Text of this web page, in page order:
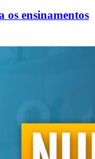
os ensinamentos